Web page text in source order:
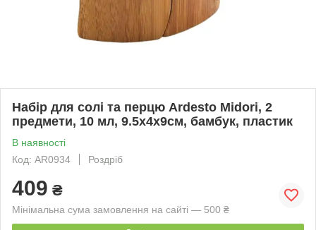
Набір для солі та перцю Ardesto Midori, 2
предмети, 10 мл, 9.5х4х9см, бамбук, пластик
В наявності
Код: AR0934
Роздріб
409 ₴
Мінімальна сума замовлення на сайті — 500 ₴